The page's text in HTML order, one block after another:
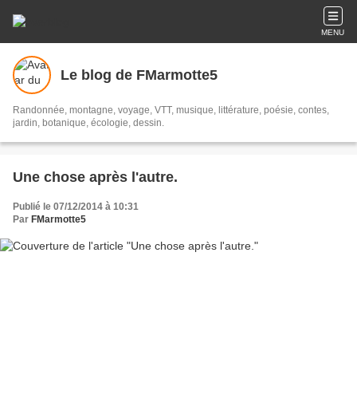
MENU
Le blog de FMarmotte5
Randonnée, montagne, voyage, VTT, musique, littérature, poésie, contes,
jardin, botanique, écologie, dessin.
Une chose après l'autre.
Publié le 07/12/2014 à 10:31
Par FMarmotte5